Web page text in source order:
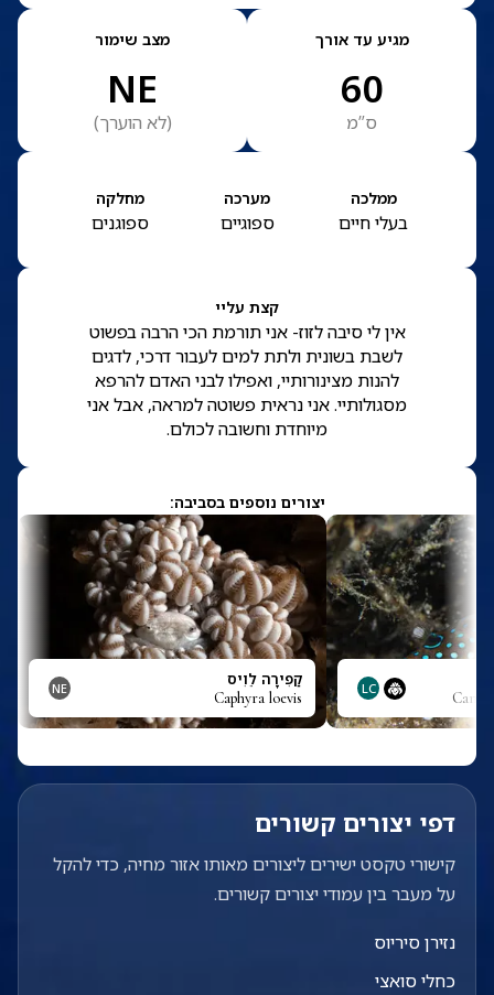
מגיע עד אורך
60
ס”מ
מצב שימור
NE
(לא הוערך)
ממלכה
בעלי חיים
מערכה
ספוגיים
מחלקה
ספוגנים
קצת עליי
אין לי סיבה לזוז- אני תורמת הכי הרבה בפשוט
לשבת בשונית ולתת למים לעבור דרכי, לדגים
להנות מצינורותיי, ואפילו לבני האדם להרפא
מסגולותיי. אני נראית פשוטה למראה, אבל אני
מיוחדת וחשובה לכולם.
יצורים נוספים בסביבה:
LC קַפִירָה לֵוִיס
Caphyra loevis
NE
דפי יצורים קשורים
קישורי טקסט ישירים ליצורים מאותו אזור מחיה, כדי להקל
על מעבר בין עמודי יצורים קשורים.
נזירן סיריוס
כחלי סואצי